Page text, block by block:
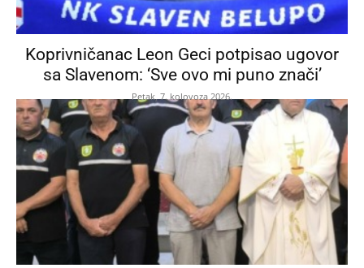
Koprivničanac Leon Geci potpisao ugovor
sa Slavenom: ‘Sve ovo mi puno znači’
Petak, 7. kolovoza 2026.